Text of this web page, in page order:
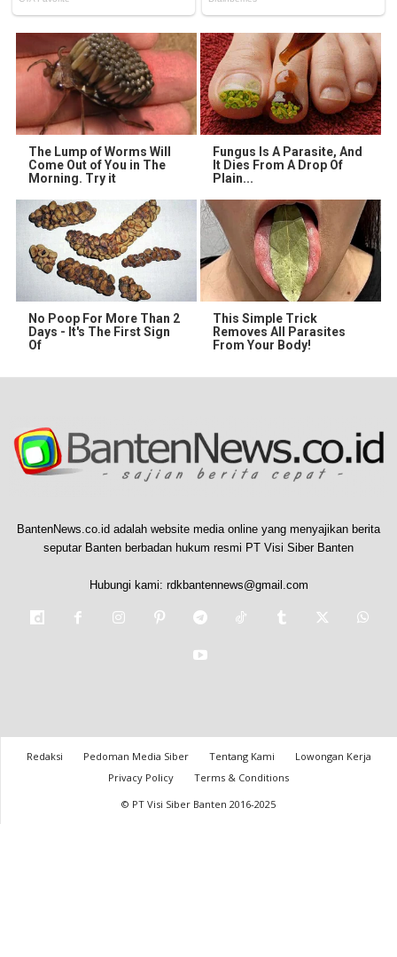
The Lump of Worms Will
Come Out of You in The
Morning. Try it
Fungus Is A Parasite, And
It Dies From A Drop Of
Plain...
No Poop For More Than 2
Days - It's The First Sign
Of
This Simple Trick
Removes All Parasites
From Your Body!
BantenNews.co.id adalah website media online yang menyajikan berita
seputar Banten berbadan hukum resmi PT Visi Siber Banten
Hubungi kami: rdkbantennews@gmail.com
Redaksi Pedoman Media Siber Tentang Kami
Lowongan Kerja
Privacy Policy
Terms & Conditions
© PT Visi Siber Banten 2016-2025